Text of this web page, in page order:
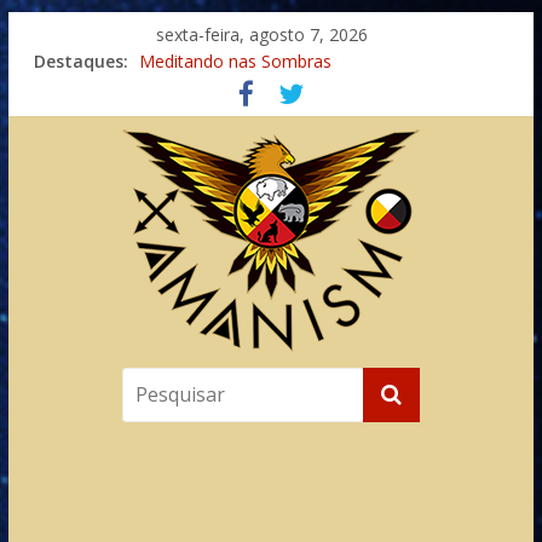
sexta-feira, agosto 7, 2026
Destaques: Meditando nas Sombras
Autosuficiência: A Jornada do Espírito Ancestral
Xamanismo Universal
Totens – Caminho Espiritual – Crescimento
Imaginação na Cura